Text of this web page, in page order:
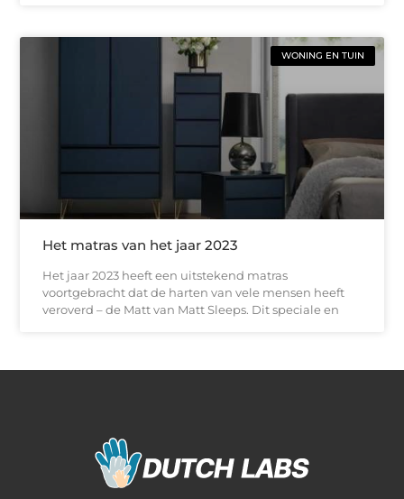
WONING EN TUIN
Het matras van het jaar 2023
Het jaar 2023 heeft een uitstekend matras
voortgebracht dat de harten van vele mensen heeft
veroverd – de Matt van Matt Sleeps. Dit speciale en